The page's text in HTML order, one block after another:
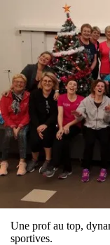
Une prof au top,
sportives.